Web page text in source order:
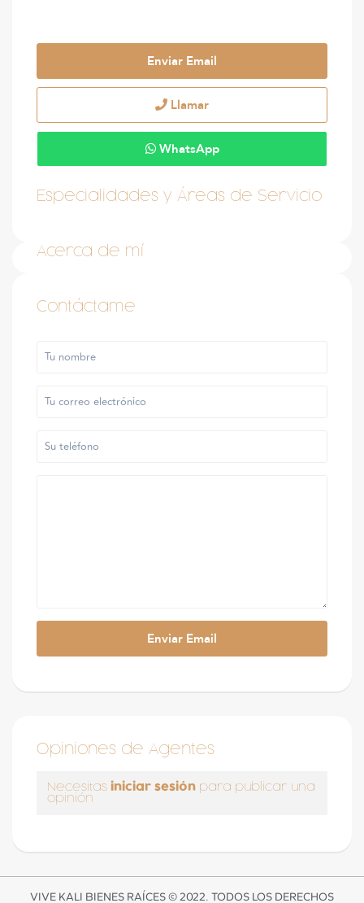
Enviar Email
Llamar
WhatsApp
Especialidades y Áreas de Servicio
Acerca de mí
Contáctame
Opiniones de Agentes
Necesitas iniciar sesión para publicar una
opinión
VIVE KALI BIENES RAÍCES © 2022. TODOS LOS DERECHOS